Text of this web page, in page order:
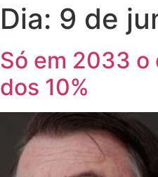
Dia: 9 de
Só em 2033 o
dos 10%